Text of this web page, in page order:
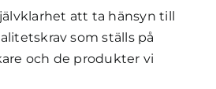
att ta hänsyn till
som ställs på
och de produkter vi